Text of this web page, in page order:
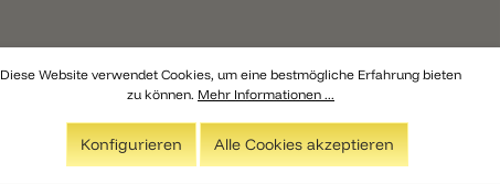
Diese Website verwendet Cookies, um eine bestmögliche Erfahrung bieten
zu können. Mehr Informationen ...
Konfigurieren Alle Cookies akzeptieren